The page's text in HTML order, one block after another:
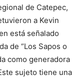
de Catepec,
a Kevin
está señalado
de “Los Sapos o
como generadora
sujeto tiene una